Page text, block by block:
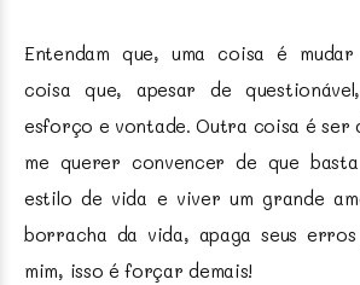
Entendam que, uma coisa é
coisa que, apesar de
esforço e vontade. Outra coisa é ser
me querer convencer de que
estilo de vida e viver um grande
borracha da vida, apaga seus erros
mim, isso é forçar demais!